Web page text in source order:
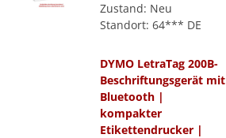
Zustand: Neu
Standort: 64*** DE
DYMO LetraTag 200B-
Beschriftungsgerät mit
Bluetooth |
kompakter
Etikettendrucker |